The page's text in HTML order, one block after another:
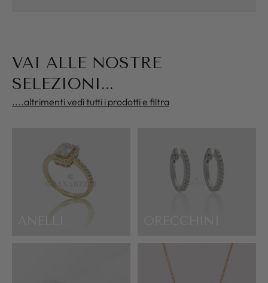
VAI ALLE NOSTRE
SELEZIONI...
....altrimenti vedi tutti i prodotti e filtra
ANELLI